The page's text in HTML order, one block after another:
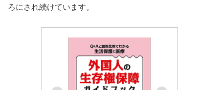
ろにされ続けています。